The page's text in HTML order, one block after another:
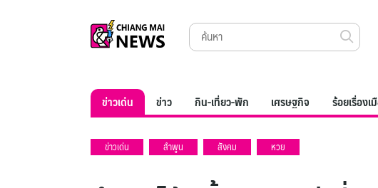
Search
for:
ข่าวเด่น ข่าว กิน-เที่ยว-พัก เศรษฐกิจ ร้อยเรื่อง
ข่าวเด่น ลำพูน สังคม หวย